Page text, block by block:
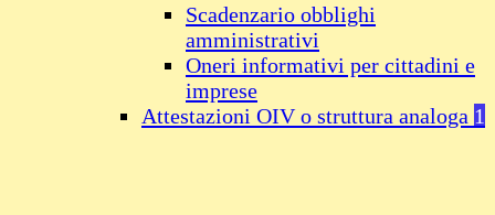
Scadenzario obblighi
amministrativi
Oneri informativi per cittadini e
imprese
Attestazioni OIV o struttura analoga 1